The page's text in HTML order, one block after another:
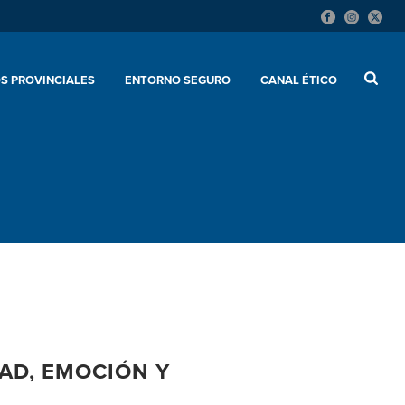
PROVINCIALES ENTORNO SEGURO CANAL ÉTICO
EMOCIÓN Y